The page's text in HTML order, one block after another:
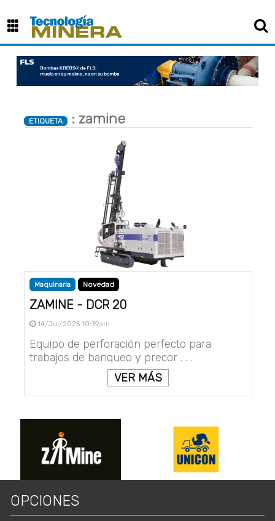
ETIQUETA : zamine
Maquinaria Novedad
ZAMINE - DCR 20
14/Jul/2025 10:39am
Equipo de perforación perfecto para
trabajos de banqueo y precor . . .
VER MÁS
OPCIONES